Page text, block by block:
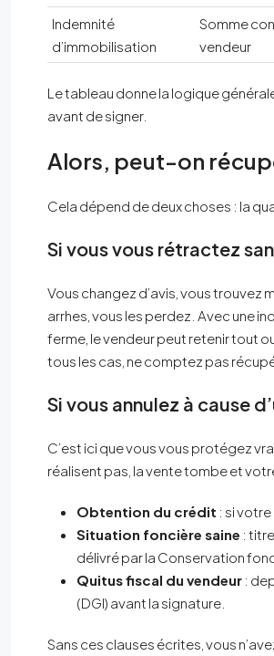
Indemnité
d’immobilisation
Somme
vendeur
Le tableau donne la logique
avant de signer.
Alors, peut-on
Cela dépend de deux choses : la
Si vous vous rétractez
Vous changez d’avis, vous trouvez
arrhes, vous les perdez. Avec une
ferme, le vendeur peut retenir tout
tous les cas, ne comptez pas
Si vous annulez à cause
C’est ici que vous vous protégez
réalisent pas, la vente tombe et
Obtention du crédit : si
Situation foncière saine :
délivré par la Conservation
Quitus fiscal du vendeur :
(DGI) avant la signature.
Sans ces clauses écrites, vous